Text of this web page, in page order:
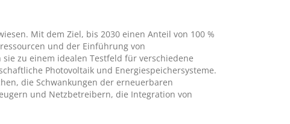
Mit dem Ziel, bis 2030 einen Anteil von 100 %
und der Einführung von
zu einem idealen Testfeld für verschiedene
Photovoltaik und Energiespeichersysteme.
die Schwankungen der erneuerbaren
und Netzbetreibern, die Integration von